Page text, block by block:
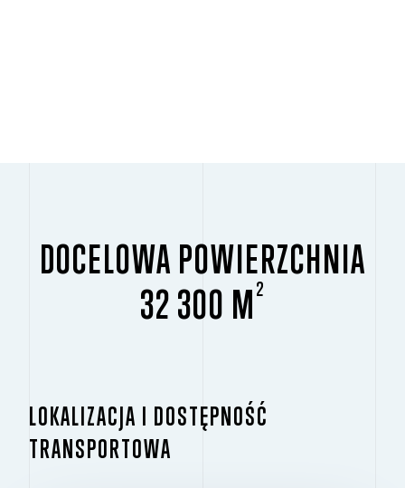
DOCELOWA POWIERZCHNIA
32 300 M 2
LOKALIZACJA I DOSTĘPNOŚĆ
TRANSPORTOWA